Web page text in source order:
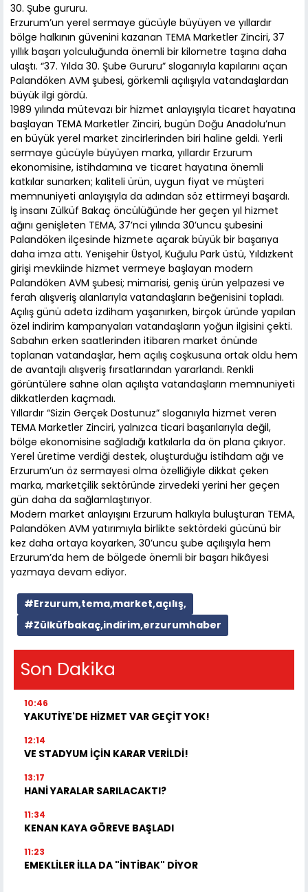
30. Şube gururu.
Erzurum’un yerel sermaye gücüyle büyüyen ve yıllardır
bölge halkının güvenini kazanan TEMA Marketler Zinciri, 37
yıllık başarı yolculuğunda önemli bir kilometre taşına daha
ulaştı. “37. Yılda 30. Şube Gururu” sloganıyla kapılarını açan
Palandöken AVM şubesi, görkemli açılışıyla vatandaşlardan
büyük ilgi gördü.
1989 yılında mütevazı bir hizmet anlayışıyla ticaret hayatına
başlayan TEMA Marketler Zinciri, bugün Doğu Anadolu’nun
en büyük yerel market zincirlerinden biri haline geldi. Yerli
sermaye gücüyle büyüyen marka, yıllardır Erzurum
ekonomisine, istihdamına ve ticaret hayatına önemli
katkılar sunarken; kaliteli ürün, uygun fiyat ve müşteri
memnuniyeti anlayışıyla da adından söz ettirmeyi başardı.
İş insanı Zülküf Bakaç öncülüğünde her geçen yıl hizmet
ağını genişleten TEMA, 37’nci yılında 30’uncu şubesini
Palandöken ilçesinde hizmete açarak büyük bir başarıya
daha imza attı. Yenişehir Üstyol, Kuğulu Park üstü, Yıldızkent
girişi mevkiinde hizmet vermeye başlayan modern
Palandöken AVM şubesi; mimarisi, geniş ürün yelpazesi ve
ferah alışveriş alanlarıyla vatandaşların beğenisini topladı.
Açılış günü adeta izdiham yaşanırken, birçok üründe yapılan
özel indirim kampanyaları vatandaşların yoğun ilgisini çekti.
Sabahın erken saatlerinden itibaren market önünde
toplanan vatandaşlar, hem açılış coşkusuna ortak oldu hem
de avantajlı alışveriş fırsatlarından yararlandı. Renkli
görüntülere sahne olan açılışta vatandaşların memnuniyeti
dikkatlerden kaçmadı.
Yıllardır “Sizin Gerçek Dostunuz” sloganıyla hizmet veren
TEMA Marketler Zinciri, yalnızca ticari başarılarıyla değil,
bölge ekonomisine sağladığı katkılarla da ön plana çıkıyor.
Yerel üretime verdiği destek, oluşturduğu istihdam ağı ve
Erzurum’un öz sermayesi olma özelliğiyle dikkat çeken
marka, marketçilik sektöründe zirvedeki yerini her geçen
gün daha da sağlamlaştırıyor.
Modern market anlayışını Erzurum halkıyla buluşturan TEMA,
Palandöken AVM yatırımıyla birlikte sektördeki gücünü bir
kez daha ortaya koyarken, 30’uncu şube açılışıyla hem
Erzurum’da hem de bölgede önemli bir başarı hikâyesi
yazmaya devam ediyor.
#Erzurum,tema,market,açılış,
#Zülküfbakaç,indirim,erzurumhaber
Son Dakika
10:46
YAKUTİYE'DE HİZMET VAR GEÇİT YOK!
12:14
VE STADYUM İÇİN KARAR VERİLDİ!
13:17
HANİ YARALAR SARILACAKTI?
11:34
KENAN KAYA GÖREVE BAŞLADI
11:23
EMEKLİLER İLLA DA "İNTİBAK" DİYOR